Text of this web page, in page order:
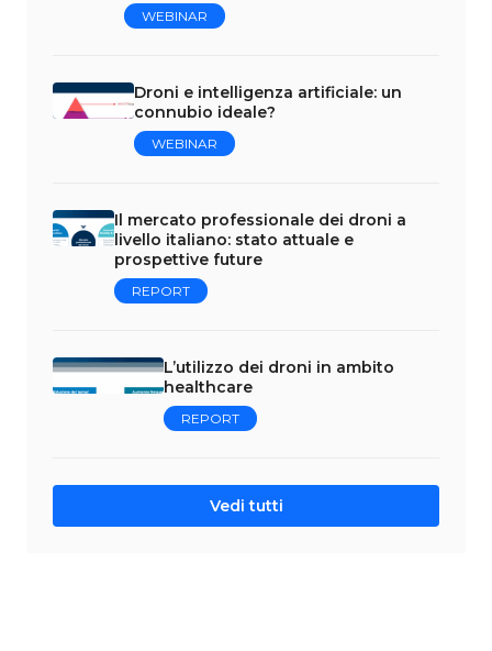
WEBINAR
Droni e intelligenza artificiale: un
connubio ideale?
WEBINAR
Il mercato professionale dei droni a
livello italiano: stato attuale e
prospettive future
REPORT
L’utilizzo dei droni in ambito
healthcare
REPORT
Vedi tutti